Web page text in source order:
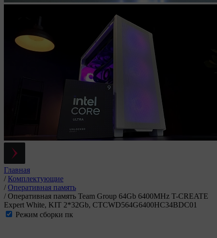
Главная
/ Комплектующие
/ Оперативная память
/ Оперативная память Team Group 64Gb 6400MHz T-CREATE
Expert White, KIT 2*32Gb, CTCWD564G6400HC34BDC01
Режим сборки пк